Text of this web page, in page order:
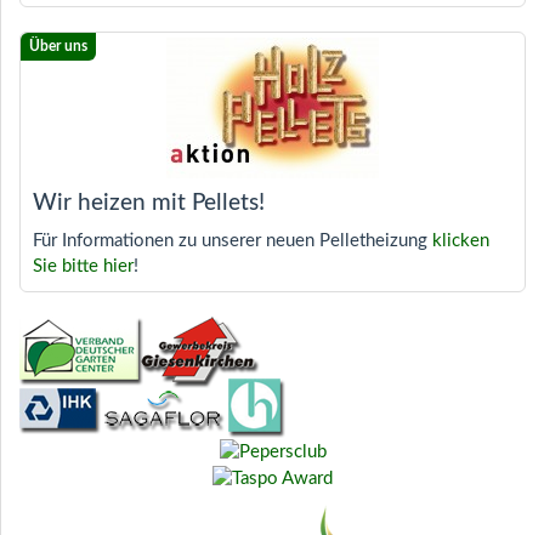
Wir heizen mit Pellets!
Für Informationen zu unserer neuen Pelletheizung klicken
Sie bitte hier!